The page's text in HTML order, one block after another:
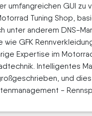
umfangreichen GUI
Tuning Shop,
unter anderem DNS-
GFK
Expertise im
Intelligentes
und
-